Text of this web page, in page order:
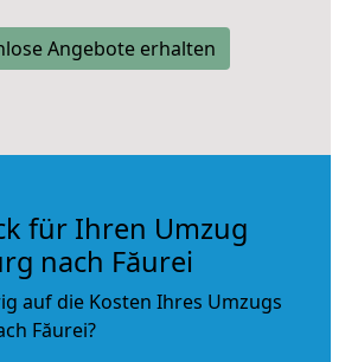
Angebote erhalten
für Ihren Umzug
nach Făurei
auf die Kosten Ihres Umzugs
Făurei?